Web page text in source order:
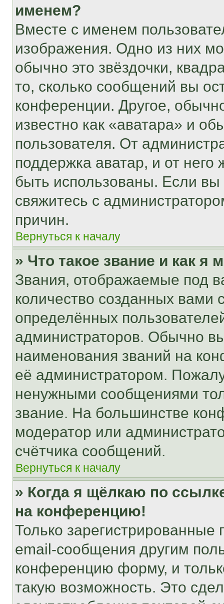
именем?
Вместе с именем
изображения. Одно из них
обычно это звёздочки,
то, сколько сообщений вы
конференции. Другое,
известно как «аватара» и
пользователя. От
поддержка аватар, и от него
быть использованы. Если
свяжитесь с
причин.
Вернуться к началу
» Что такое звание и как я
Звания, отображаемые под
количество созданных
определённых
администраторов. Обычно
наименования званий на
её администратором.
ненужными сообщениями
звание. На большинстве
модератор или
счётчика сообщений.
Вернуться к началу
» Когда я щёлкаю по
на конференцию!
Только зарегистрированные
email-сообщения другим
конференцию форму, и
такую возможность. Это